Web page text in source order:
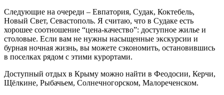
Следующие на очереди – Евпатория, Судак, Коктебель,
Новый Свет, Севастополь. Я считаю, что в Судаке есть
хорошее соотношение “цена-качество”: доступное жилье и
столовые. Если вам не нужны насыщенные экскурсии и
бурная ночная жизнь, вы можете сэкономить, остановившись
в поселках рядом с этими курортами.
Доступный отдых в Крыму можно найти в Феодосии, Керчи,
Щёлкине, Рыбачьем, Солнечногорском, Малореченском.